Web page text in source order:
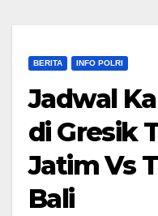
BERITA INFO POLRI
Jadwal
di Gresik
Jatim Vs
Bali